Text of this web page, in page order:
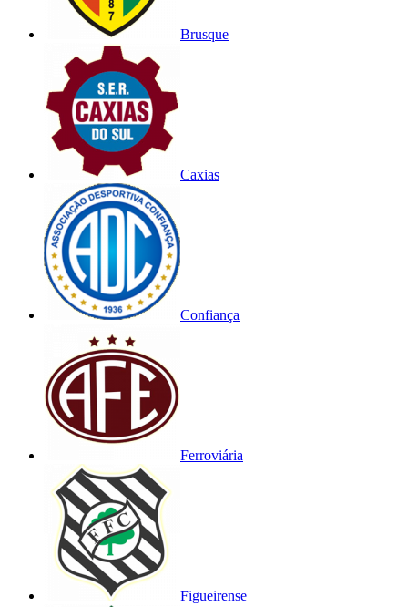
Brusque
Caxias
Confiança
Ferroviária
Figueirense